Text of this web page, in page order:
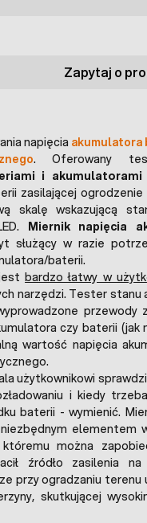
Zapytaj o
napięcia akumulatora
. Oferowany
i
zasilającej
skalę wskazującą
Miernik napięcia
służący w razie
baterii.
bardzo łatwy w
narzędzi. Tester stanu
przewody
czy baterii (jak
wartość napięcia
użytkownikowi
i kiedy
baterii - wymienić.
elementem
można
źródło zasilenia na
przy ogradzaniu terenu
skutkującej